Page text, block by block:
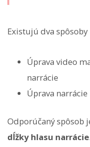
Existujú dva
Úprava video
narrácie
Úprava
Odporúčaný spôsob
dĺžky hlasu narrácie.